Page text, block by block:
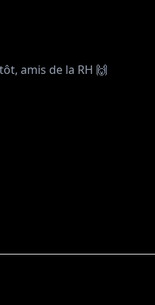
amis de la RH 🙌